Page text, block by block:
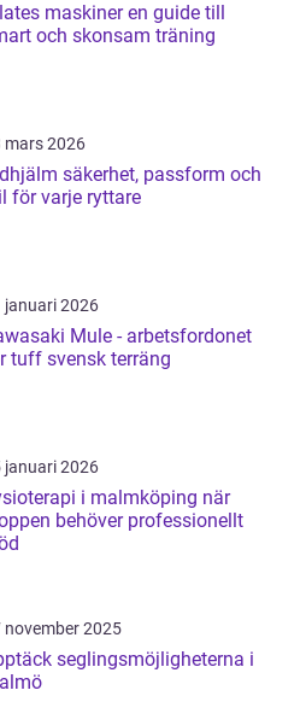
maskiner en guide till
och skonsam träning
mars 2026
säkerhet, passform och
för varje ryttare
januari 2026
Mule - arbetsfordonet
tuff svensk terräng
januari 2026
i malmköping när
behöver professionellt
november 2025
seglingsmöjligheterna i